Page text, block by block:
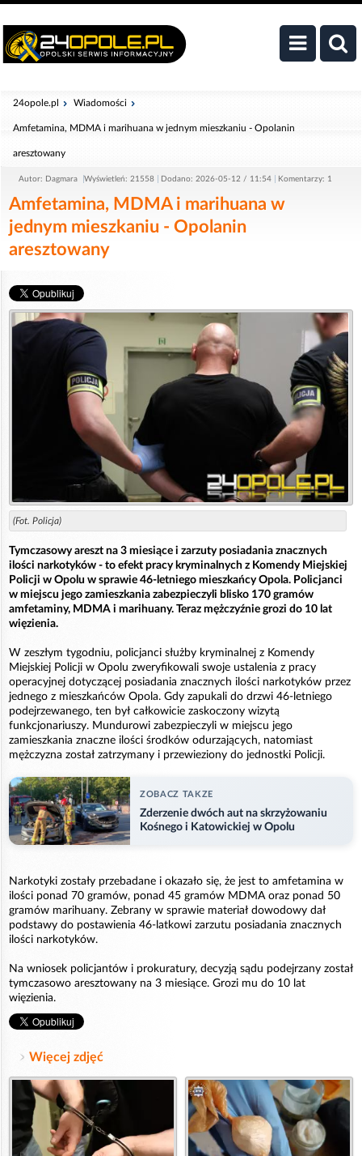
24opole.pl Wiadomości
Amfetamina, MDMA i marihuana w jednym mieszkaniu - Opolanin
aresztowany
Autor: Dagmara Wyświetleń: 21558 Dodano: 2026-05-12 / 11:54 Komentarzy: 1
Amfetamina, MDMA i marihuana w
jednym mieszkaniu - Opolanin
aresztowany
(Fot. Policja)
Tymczasowy areszt na 3 miesiące i zarzuty posiadania znacznych
ilości narkotyków - to efekt pracy kryminalnych z Komendy Miejskiej
Policji w Opolu w sprawie 46-letniego mieszkańcy Opola. Policjanci
w miejscu jego zamieszkania zabezpieczyli blisko 170 gramów
amfetaminy, MDMA i marihuany. Teraz mężczyźnie grozi do 10 lat
więzienia.
W zeszłym tygodniu, policjanci służby kryminalnej z Komendy
Miejskiej Policji w Opolu zweryfikowali swoje ustalenia z pracy
operacyjnej dotyczącej posiadania znacznych ilości narkotyków przez
jednego z mieszkańców Opola. Gdy zapukali do drzwi 46-letniego
podejrzewanego, ten był całkowicie zaskoczony wizytą
funkcjonariuszy. Mundurowi zabezpieczyli w miejscu jego
zamieszkania znaczne ilości środków odurzających, natomiast
mężczyzna został zatrzymany i przewieziony do jednostki Policji.
ZOBACZ TAKZE
Zderzenie dwóch aut na skrzyżowaniu
Kośnego i Katowickiej w Opolu
Narkotyki zostały przebadane i okazało się, że jest to amfetamina w
ilości ponad 70 gramów, ponad 45 gramów MDMA oraz ponad 50
gramów marihuany. Zebrany w sprawie materiał dowodowy dał
podstawy do postawienia 46-latkowi zarzutu posiadania znacznych
ilości narkotyków.
Na wniosek policjantów i prokuratury, decyzją sądu podejrzany został
tymczasowo aresztowany na 3 miesiące. Grozi mu do 10 lat
więzienia.
Więcej zdjęć